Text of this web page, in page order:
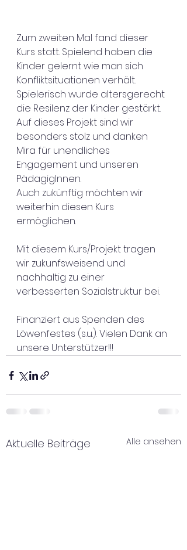
Zum zweiten Mal fand dieser
Kurs statt. Spielend haben die
Kinder gelernt wie man sich
Konfliktsituationen verhält.
Spielerisch wurde altersgerecht
die Resilenz der Kinder gestärkt.
Auf dieses Projekt sind wir
besonders stolz und danken
Mira für unendliches
Engagement und unseren
PädagigInnen.
Auch zukünftig möchten wir
weiterhin diesen Kurs
ermöglichen.
Mit diesem Kurs/Projekt tragen
wir zukunfsweisend und
nachhaltig zu einer
verbesserten Sozialstruktur bei.
Finanziert aus Spenden des
Löwenfestes (s.u.). Vielen Dank an
unsere Unterstützer!!!
Aktuelle Beiträge Alle ansehen